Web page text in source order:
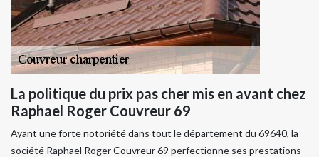
La politique du prix pas cher mis en avant chez
Raphael Roger Couvreur 69
Ayant une forte notoriété dans tout le département du 69640, la
société Raphael Roger Couvreur 69 perfectionne ses prestations